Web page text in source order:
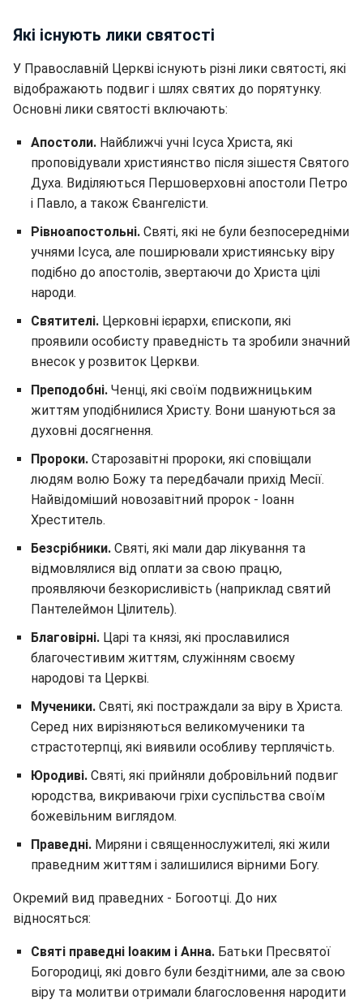
Які існують лики святості
У Православній Церкві існують різні лики святості, які
відображають подвиг і шлях святих до порятунку.
Основні лики святості включають:
Апостоли. Найближчі учні Ісуса Христа, які
проповідували християнство після зішестя Святого
Духа. Виділяються Першоверховні апостоли Петро
і Павло, а також Євангелісти.
Рівноапостольні. Святі, які не були безпосередніми
учнями Ісуса, але поширювали християнську віру
подібно до апостолів, звертаючи до Христа цілі
народи.
Святителі. Церковні ієрархи, єпископи, які
проявили особисту праведність та зробили значний
внесок у розвиток Церкви.
Преподобні. Ченці, які своїм подвижницьким
життям уподібнилися Христу. Вони шануються за
духовні досягнення.
Пророки. Старозавітні пророки, які сповіщали
людям волю Божу та передбачали прихід Месії.
Найвідоміший новозавітний пророк - Іоанн
Хреститель.
Безсрібники. Святі, які мали дар лікування та
відмовлялися від оплати за свою працю,
проявляючи безкорисливість (наприклад святий
Пантелеймон Цілитель).
Благовірні. Царі та князі, які прославилися
благочестивим життям, служінням своєму
народові та Церкві.
Мученики. Святі, які постраждали за віру в Христа.
Серед них вирізняються великомученики та
страстотерпці, які виявили особливу терплячість.
Юродиві. Святі, які прийняли добровільний подвиг
юродства, викриваючи гріхи суспільства своїм
божевільним виглядом.
Праведні. Миряни і священнослужителі, які жили
праведним життям і залишилися вірними Богу.
Окремий вид праведних - Богоотці. До них
відносяться:
Святі праведні Іоаким і Анна. Батьки Пресвятої
Богородиці, які довго були бездітними, але за свою
віру та молитви отримали благословення народити